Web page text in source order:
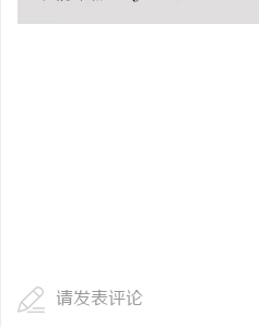
请发表评论